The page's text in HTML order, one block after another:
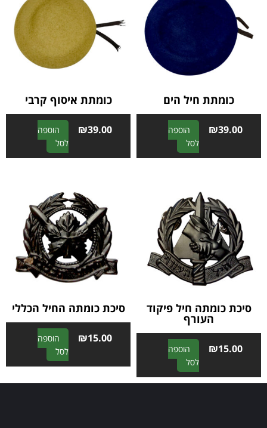
כומתת חיל הים
₪39.00
הוספה
לסל
A
l
n
a
t
i
v
e
כומתת איסוף קרבי
₪39.00
הוספה
לסל
A
l
n
a
t
i
v
e
סיכת כומתה חיל פיקוד
העורף
₪15.00
הוספה
לסל
A
l
סיכת כומתה החיל הכללי
₪15.00
הוספה
לסל
A
l